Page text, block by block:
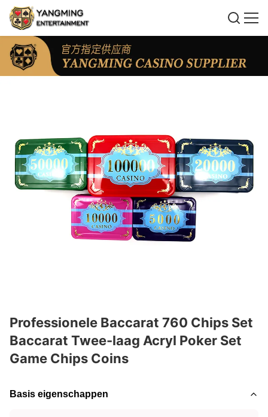
Professionele Baccarat 760 Chips Set
Baccarat Twee-laag Acryl Poker Set
Game Chips Coins
Basis eigenschappen